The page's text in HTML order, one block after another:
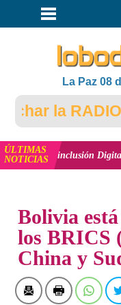
La Paz 08
la RADIO
ÚLTIMAS
NOTICIAS
y la inclusión Digital en
Bolivia
los BRICS
China y